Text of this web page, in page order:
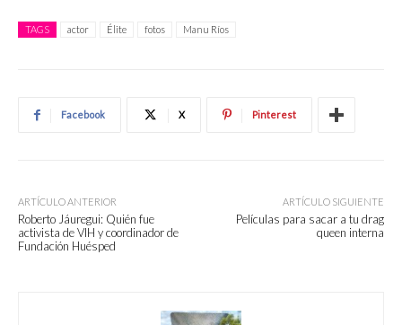
TAGS actor Élite fotos Manu Ríos
Facebook X Pinterest
ARTÍCULO ANTERIOR
Roberto Jáuregui: Quién fue
activista de VIH y coordinador de
Fundación Huésped
ARTÍCULO SIGUIENTE
Películas para sacar a tu drag
queen interna